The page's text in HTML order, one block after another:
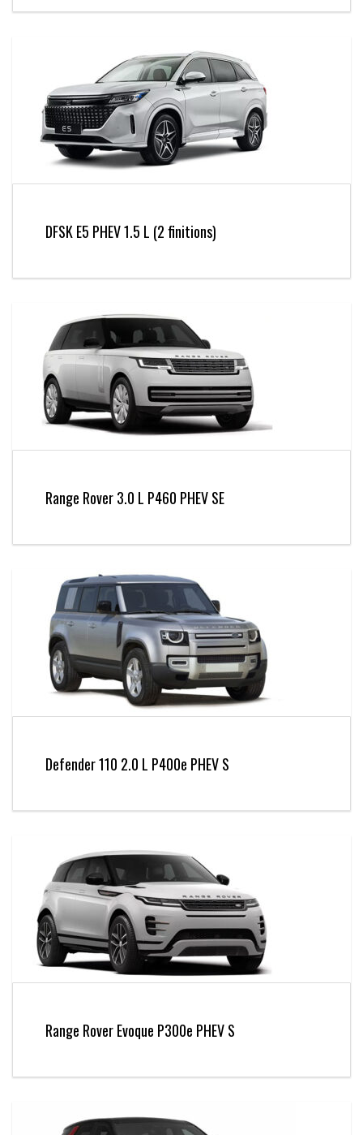
DFSK E5 PHEV 1.5 L (2 finitions)
Range Rover 3.0 L P460 PHEV SE
Defender 110 2.0 L P400e PHEV S
Range Rover Evoque P300e PHEV S